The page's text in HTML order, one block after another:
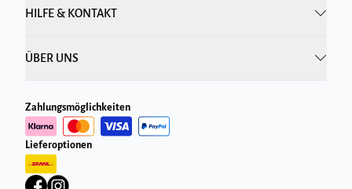
HILFE & KONTAKT
ÜBER UNS
Zahlungsmöglichkeiten
Lieferoptionen